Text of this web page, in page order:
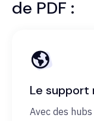
de PDF :
Le support
Avec des